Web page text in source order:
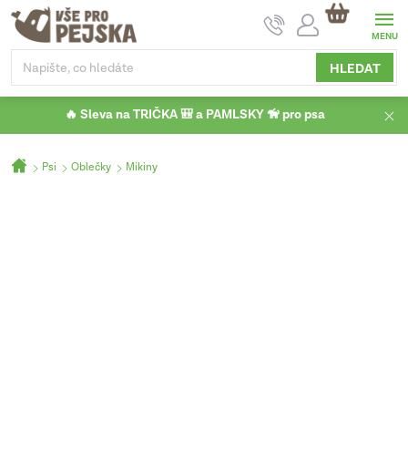
Přejít
obsah
HLEDAT
NÁKUPNÍ
KOŠÍK
🔥 Sleva na TRIČKA 🎒 a PAMLSKY 🦮 pro psa
Domů
Psi Oblečky Mikiny